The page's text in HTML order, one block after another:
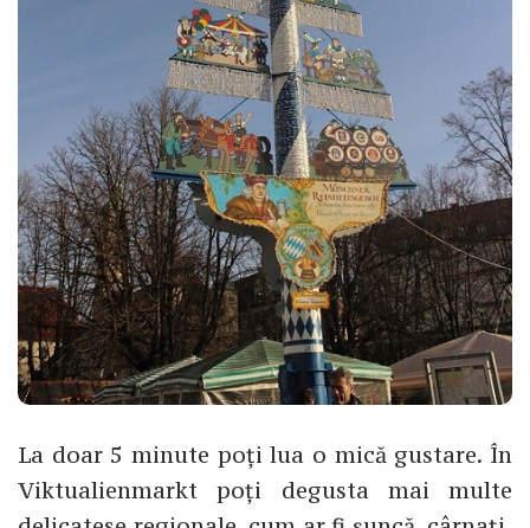
La doar 5 minute poți lua o mică gustare. În
Viktualienmarkt poți degusta mai multe